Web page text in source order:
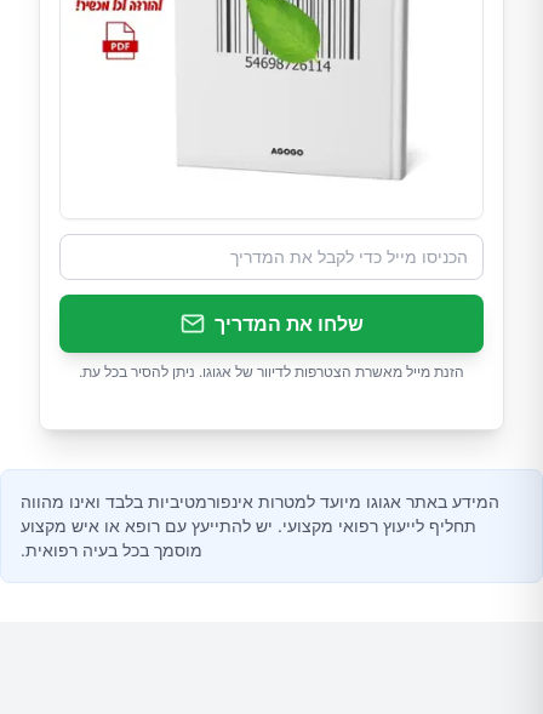
שלחו את המדריך
הזנת מייל מאשרת הצטרפות לדיוור של אגוגו. ניתן להסיר בכל עת.
המידע באתר אגוגו מיועד למטרות אינפורמטיביות בלבד ואינו מהווה
תחליף לייעוץ רפואי מקצועי. יש להתייעץ עם רופא או איש מקצוע
מוסמך בכל בעיה רפואית.